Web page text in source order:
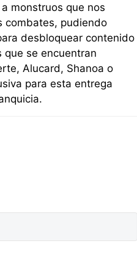
monstruos que nos
combates, pudiendo
desbloquear contenido
se encuentran
Alucard, Shanoa o
para esta entrega